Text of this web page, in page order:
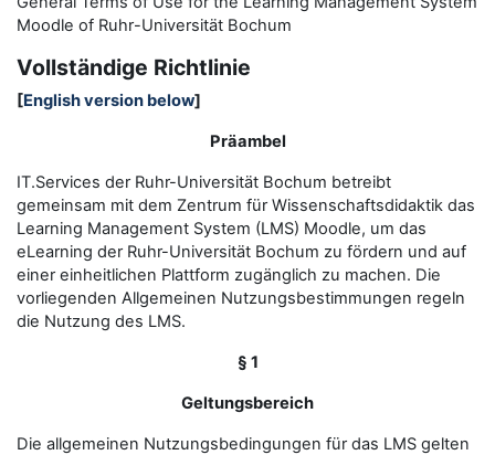
Moodle of Ruhr-Universität Bochum
Vollständige Richtlinie
[English version below]
Präambel
IT.Services der Ruhr-Universität Bochum betreibt
gemeinsam mit dem Zentrum für Wissenschaftsdidaktik das
Learning Management System (LMS) Moodle, um das
eLearning der Ruhr-Universität Bochum zu fördern und auf
einer einheitlichen Plattform zugänglich zu machen. Die
vorliegenden Allgemeinen Nutzungsbestimmungen regeln
die Nutzung des LMS.
§ 1
Geltungsbereich
Die allgemeinen Nutzungsbedingungen für das LMS gelten